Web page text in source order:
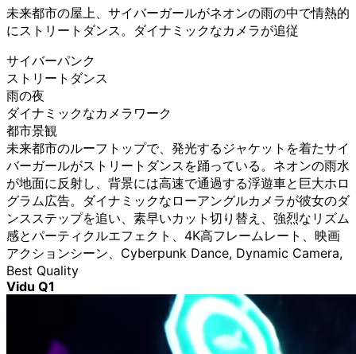
未来都市の屋上、サイバーガールがネオンの雨の中で情熱的
にストリートダンス。ダイナミックなカメラが追従
サイバーパンク
ストリートダンス
雨の夜
ダイナミックなカメラワーク
都市景観
未来都市のルーフトップで、発光するジャケットを着たサイ
バーガールがストリートダンスを踊っている。ネオンの雨水
が地面に反射し、背景には高速で通過する浮遊車と巨大ホロ
グラム広告。ダイナミックなローアングルカメラが彼女のダ
ンスステップを追い、素早いカット切り替え、強烈なリズム
感とパーティクルエフェクト、4K高フレームレート、映画
アクションシーン、Cyberpunk Dance, Dynamic Camera,
Best Quality
Vidu Q1